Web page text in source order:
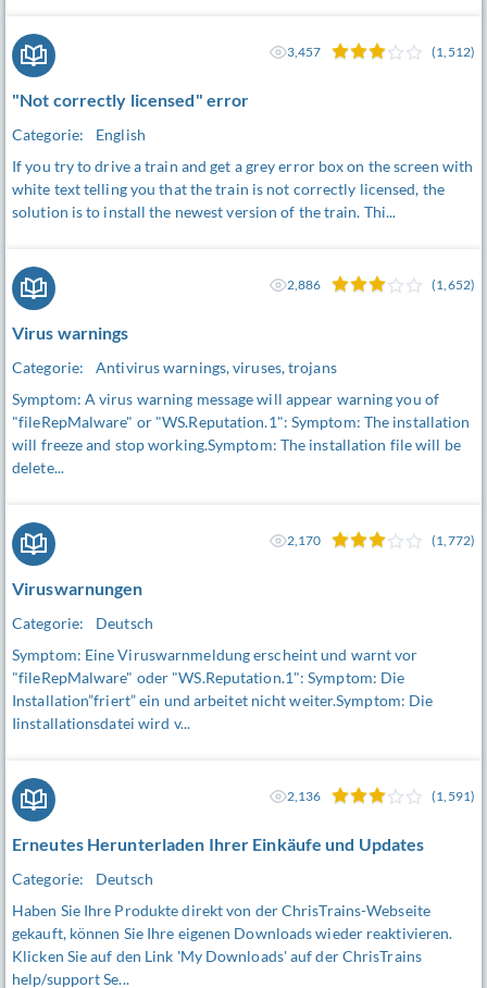
"Not correctly licensed" error
Categorie:
English
If you try to drive a train and get a grey error box on the screen with
white text telling you that the train is not correctly licensed, the
solution is to install the newest version of the train. Thi...
3,457 (1,512)
Virus warnings
Categorie:
Antivirus warnings, viruses, trojans
Symptom: A virus warning message will appear warning you of
"fileRepMalware" or "WS.Reputation.1": Symptom: The installation
will freeze and stop working.Symptom: The installation file will be
delete...
2,886 (1,652)
Viruswarnungen
Categorie:
Deutsch
Symptom: Eine Viruswarnmeldung erscheint und warnt vor
"fileRepMalware" oder "WS.Reputation.1": Symptom: Die
Installation”friert” ein und arbeitet nicht weiter.Symptom: Die
Iinstallationsdatei wird v...
2,170 (1,772)
Erneutes Herunterladen Ihrer Einkäufe und Updates
Categorie:
Deutsch
Haben Sie Ihre Produkte direkt von der ChrisTrains-Webseite
gekauft, können Sie Ihre eigenen Downloads wieder reaktivieren.
Klicken Sie auf den Link 'My Downloads' auf der ChrisTrains
help/support Se...
2,136 (1,591)